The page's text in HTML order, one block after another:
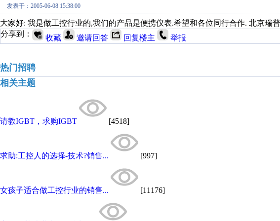
发表于：2005-06-08 15:38:00
大家好: 我是做工控行业的,我们的产品是便携仪表.希望和各位同行合作. 北京瑞
分享到：
收藏 邀请回答 回复楼主 举报
热门招聘
相关主题
请教IGBT，求购IGBT [4518]
求助:工控人的选择-技术?销售... [997]
女孩子适合做工控行业的销售... [11176]